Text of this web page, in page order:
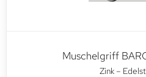
Muschelgriff
Zink –